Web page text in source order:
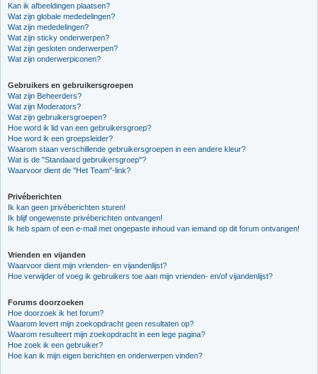
Kan ik afbeeldingen plaatsen?
Wat zijn globale mededelingen?
Wat zijn mededelingen?
Wat zijn sticky onderwerpen?
Wat zijn gesloten onderwerpen?
Wat zijn onderwerpiconen?
Gebruikers en gebruikersgroepen
Wat zijn Beheerders?
Wat zijn Moderators?
Wat zijn gebruikersgroepen?
Hoe word ik lid van een gebruikersgroep?
Hoe word ik een groepsleider?
Waarom staan verschillende gebruikersgroepen in een andere kleur?
Wat is de "Standaard gebruikersgroep"?
Waarvoor dient de "Het Team"-link?
Privéberichten
Ik kan geen privéberichten sturen!
Ik blijf ongewenste privéberichten ontvangen!
Ik heb spam of een e-mail met ongepaste inhoud van iemand op dit forum ontvangen!
Vrienden en vijanden
Waarvoor dient mijn vrienden- en vijandenlijst?
Hoe verwijder of voeg ik gebruikers toe aan mijn vrienden- en/of vijandenlijst?
Forums doorzoeken
Hoe doorzoek ik het forum?
Waarom levert mijn zoekopdracht geen resultaten op?
Waarom resulteert mijn zoekopdracht in een lege pagina?
Hoe zoek ik een gebruiker?
Hoe kan ik mijn eigen berichten en onderwerpen vinden?